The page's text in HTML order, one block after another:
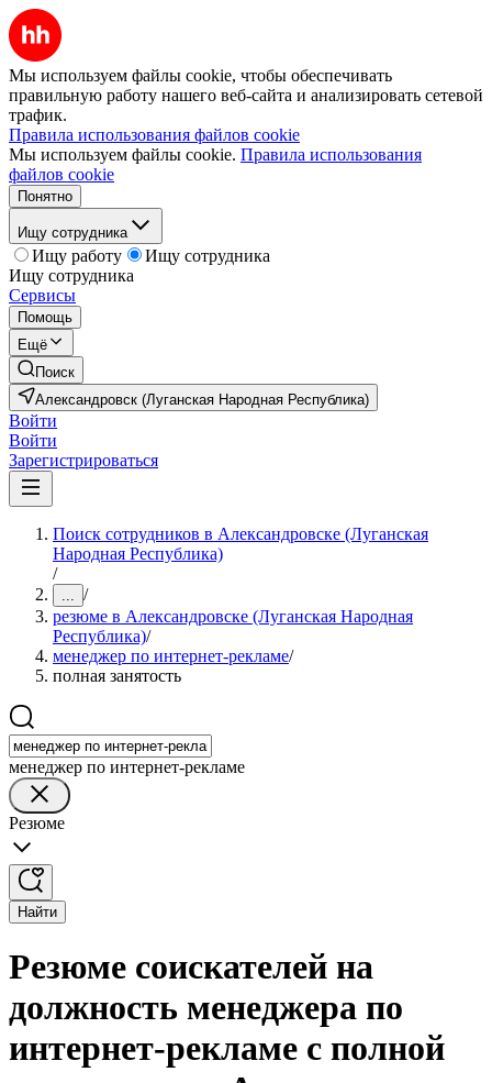
Мы используем файлы cookie, чтобы обеспечивать
правильную работу нашего веб-сайта и анализировать сетевой
трафик.
Правила использования файлов cookie
Мы используем файлы cookie. Правила использования
файлов cookie
Понятно
Ищу сотрудника
Ищу работу
Ищу сотрудника
Ищу сотрудника
Сервисы
Помощь
Ещё
Поиск
Александровск (Луганская Народная Республика)
Войти
Войти
Зарегистрироваться
Поиск сотрудников в Александровске (Луганская
Народная Республика)
/
... /
резюме в Александровске (Луганская Народная
Республика)/
менеджер по интернет-рекламе/
полная занятость
менеджер по интернет-рекламе
Резюме
Найти
Резюме соискателей на
должность менеджера по
интернет-рекламе с полной